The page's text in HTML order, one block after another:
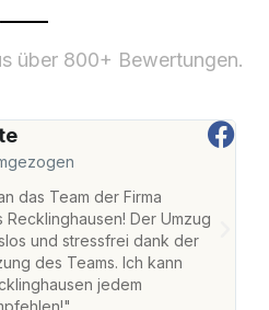
über 800+ Bewertungen.
das Team der Firma
Der Umzug
und stressfrei dank der
des Teams. Ich kann
jedem